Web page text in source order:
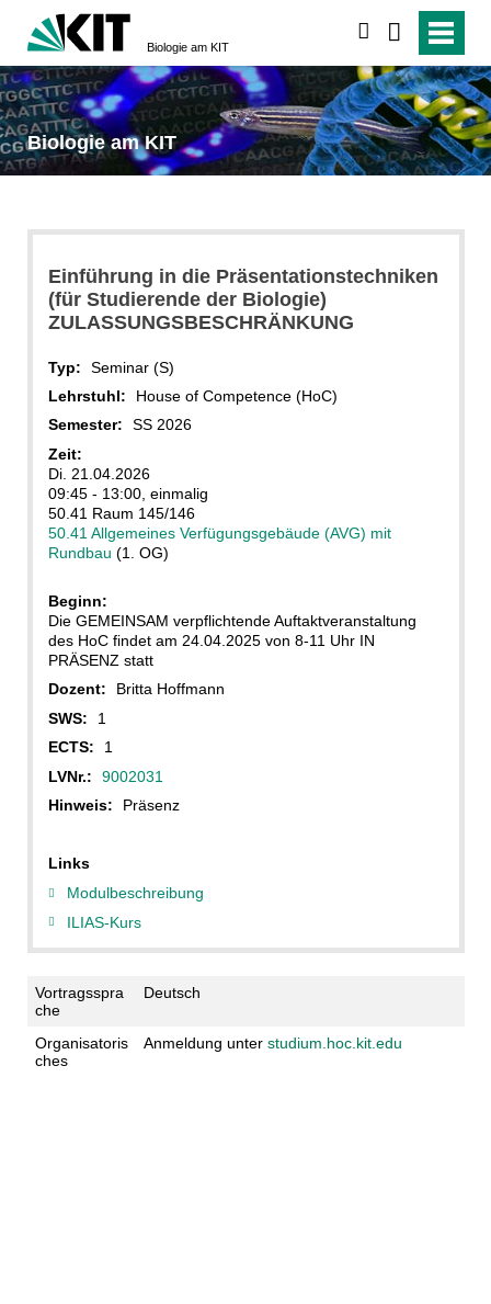
Biologie am KIT
Biologie am KIT
Einführung in die Präsentationstechniken
(für Studierende der Biologie)
ZULASSUNGSBESCHRÄNKUNG
Typ:
Seminar (S)
Lehrstuhl:
House of Competence (HoC)
Semester:
SS 2026
Zeit:
Di. 21.04.2026
09:45 - 13:00, einmalig
50.41 Raum 145/146
50.41 Allgemeines Verfügungsgebäude (AVG) mit
Rundbau (1. OG)
Beginn:
Die GEMEINSAM verpflichtende Auftaktveranstaltung
des HoC findet am 24.04.2025 von 8-11 Uhr IN
PRÄSENZ statt
Dozent:
Britta Hoffmann
SWS:
1
ECTS:
1
LVNr.:
9002031
Hinweis:
Präsenz
Links
Modulbeschreibung
ILIAS-Kurs
Vortragsspra
che
Deutsch
Organisatoris
ches
Anmeldung unter studium.hoc.kit.edu